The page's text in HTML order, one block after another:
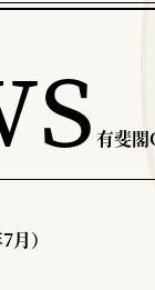
有斐
）